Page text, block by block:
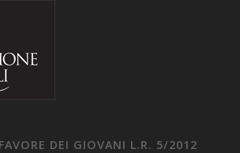
DEI GIOVANI L.R. 5/2012